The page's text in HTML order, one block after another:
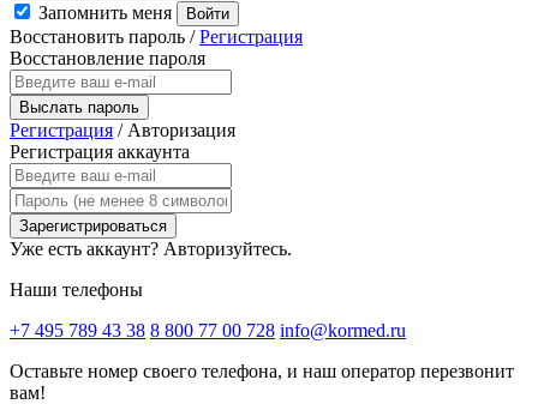
Запомнить меня Войти
Восстановить пароль /Регистрация
Восстановление пароля
Выслать пароль
Регистрация / Авторизация
Регистрация аккаунта
Зарегистрироваться
Уже есть аккаунт? Авторизуйтесь.
Наши телефоны
+7 495 789 43 38 8 800 77 00 728 info@kormed.ru
Оставьте номер своего телефона, и наш оператор перезвонит
вам!